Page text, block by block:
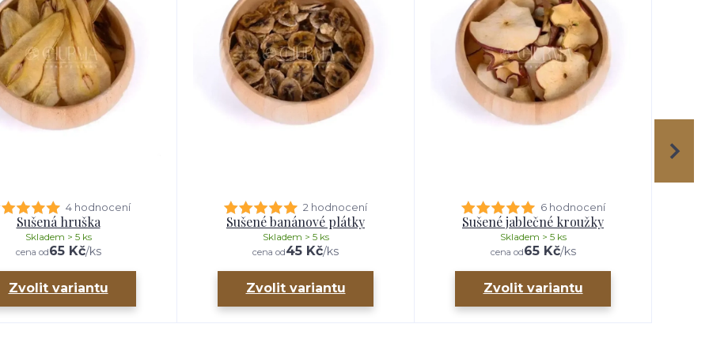
4 hodnocení
Sušená hruška
cena od65 Kč/ks
Skladem > 5 ks
Zvolit variantu
2 hodnocení
Sušené banánové plátky
cena od45 Kč/ks
Skladem > 5 ks
Zvolit variantu
6 hodnocení
Sušené jablečné kroužky
cena od65 Kč/ks
Skladem > 5 ks
Zvolit variantu